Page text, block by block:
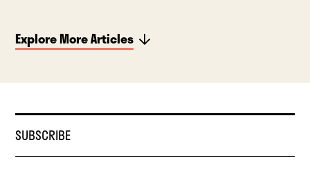
Explore More Articles
SUBSCRIBE